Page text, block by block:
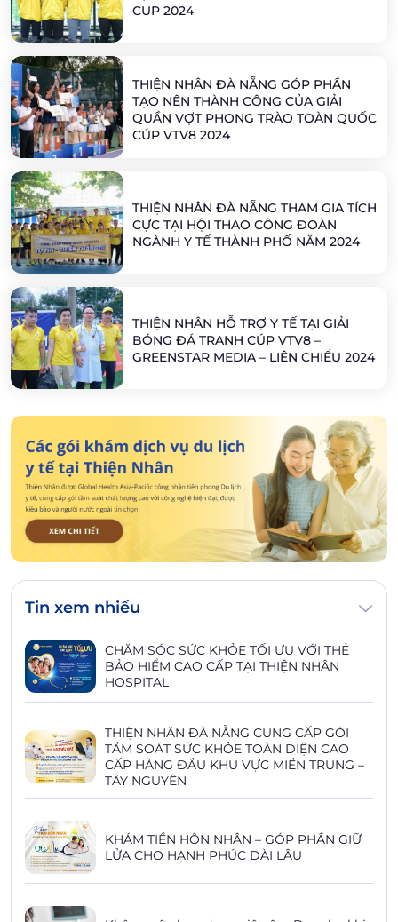
CUP 2024
THIỆN NHÂN ĐÀ NẴNG GÓP PHẦN
TẠO NÊN THÀNH CÔNG CỦA GIẢI
QUẦN VỢT PHONG TRÀO TOÀN QUỐC
CÚP VTV8 2024
THIỆN NHÂN ĐÀ NẴNG THAM GIA TÍCH
CỰC TẠI HỘI THAO CÔNG ĐOÀN
NGÀNH Y TẾ THÀNH PHỐ NĂM 2024
THIỆN NHÂN HỖ TRỢ Y TẾ TẠI GIẢI
BÓNG ĐÁ TRANH CÚP VTV8 –
GREENSTAR MEDIA – LIÊN CHIỂU 2024
Tin xem nhiều
CHĂM SÓC SỨC KHỎE TỐI ƯU VỚI THẺ
BẢO HIỂM CAO CẤP TẠI THIỆN NHÂN
HOSPITAL
THIỆN NHÂN ĐÀ NẴNG CUNG CẤP GÓI
TẦM SOÁT SỨC KHỎE TOÀN DIỆN CAO
CẤP HÀNG ĐẦU KHU VỰC MIỀN TRUNG –
TÂY NGUYÊN
KHÁM TIỀN HÔN NHÂN – GÓP PHẦN GIỮ
LỬA CHO HẠNH PHÚC DÀI LÂU